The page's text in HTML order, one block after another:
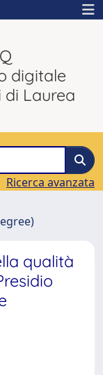
digitale
di Laurea
Ricerca avanzata
qualità